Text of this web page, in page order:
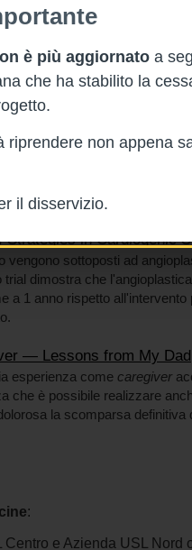
è più aggiornato a
che ha stabilito la
riprendere non appena
il disservizio.
Microsoft, Amazon,
innumerevoli app già
sul tipo di Doctor Alexa di
nella nuova era digitale in
delle cure.
Maternal Mortality — And
USA NPR, e poi degli
materna più alta di quella di
(x3 rispetto ai bianchi).
controllo qualità.
Strategies in Cardiogenic
sottoposti ad
dimostra che
a 1 anno rispetto
— Lessons from My Dad
esperienza come caregiver
che è possibile realizzare
la scomparsa definitiva
:
e Azienda USL Nord